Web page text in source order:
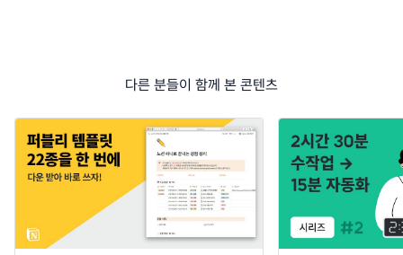
다른 분들이 함께 본 콘텐츠